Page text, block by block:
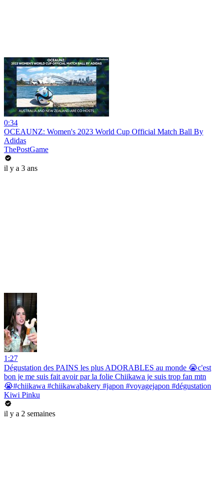
0:34
OCEAUNZ: Women's 2023 World Cup Official Match Ball By
Adidas
ThePostGame
il y a 3 ans
1:27
Dégustation des PAINS les plus ADORABLES au monde 😭c'est
bon je me suis fait avoir par la folie Chiikawa je suis trop fan mtn
😭#chiikawa #chiikawabakery #japon #voyagejapon #dégustation
Kiwi Pinku
il y a 2 semaines